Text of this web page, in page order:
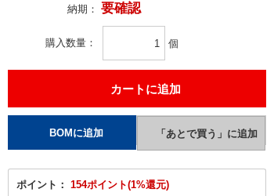
納期： 要確認
購入数量 個
ポイント： 154ポイント(1%還元)